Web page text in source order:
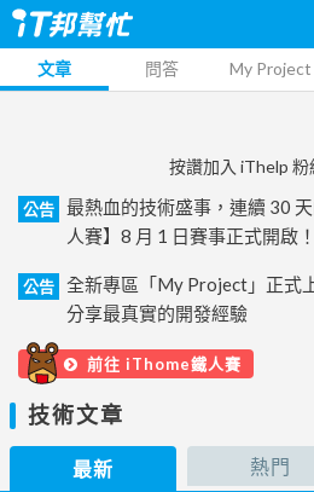
文章 問答 My Project
按讚加入 iThelp 粉
公告
最熱血的技術盛事，連續 30
人賽】8 月 1 日賽事正式開啟！
公告
全新專區「My Project」正式
分享最真實的開發經驗
前往 iThome鐵人賽
技術文章
最新 熱門